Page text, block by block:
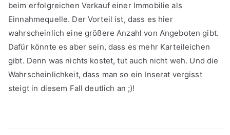
beim erfolgreichen Verkauf einer Immobilie als
Einnahmequelle. Der Vorteil ist, dass es hier
wahrscheinlich eine größere Anzahl von Angeboten gibt.
Dafür könnte es aber sein, dass es mehr Karteileichen
gibt. Denn was nichts kostet, tut auch nicht weh. Und die
Wahrscheinlichkeit, dass man so ein Inserat vergisst
steigt in diesem Fall deutlich an ;)!